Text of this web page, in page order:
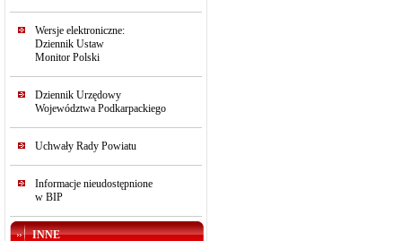
Wersje elektroniczne:
Dziennik Ustaw
Monitor Polski
Dziennik Urzędowy
Województwa Podkarpackiego
Uchwały Rady Powiatu
Informacje nieudostępnione
w BIP
INNE